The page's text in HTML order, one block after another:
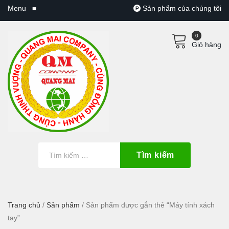
Menu ≡ Sản phẩm của chúng tôi
Tìm kiếm
0
Giỏ hàng
Trang chủ / Sản phẩm / Sản phẩm được gắn thẻ “Máy tính xách
tay”